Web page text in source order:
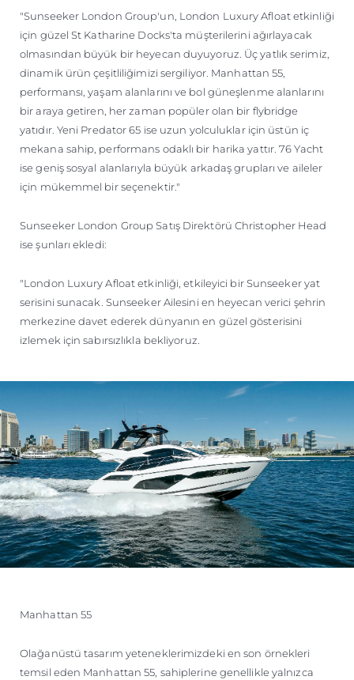
"Sunseeker London Group'un, London Luxury Afloat etkinliği
için güzel St Katharine Docks'ta müşterilerini ağırlayacak
olmasından büyük bir heyecan duyuyoruz. Üç yatlık serimiz,
dinamik ürün çeşitliliğimizi sergiliyor. Manhattan 55,
performansı, yaşam alanlarını ve bol güneşlenme alanlarını
bir araya getiren, her zaman popüler olan bir flybridge
yatıdır. Yeni Predator 65 ise uzun yolculuklar için üstün iç
mekana sahip, performans odaklı bir harika yattır. 76 Yacht
ise geniş sosyal alanlarıyla büyük arkadaş grupları ve aileler
için mükemmel bir seçenektir."
Sunseeker London Group Satış Direktörü Christopher Head
ise şunları ekledi:
"London Luxury Afloat etkinliği, etkileyici bir Sunseeker yat
serisini sunacak. Sunseeker Ailesini en heyecan verici şehrin
merkezine davet ederek dünyanın en güzel gösterisini
izlemek için sabırsızlıkla bekliyoruz.
Manhattan 55
Olağanüstü tasarım yeteneklerimizdeki en son örnekleri
temsil eden Manhattan 55, sahiplerine genellikle yalnızca